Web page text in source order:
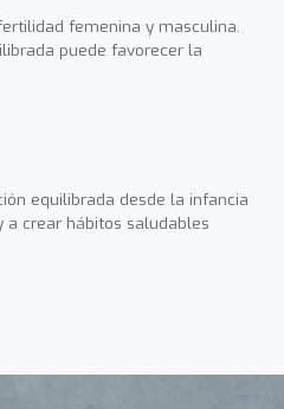
femenina y masculina.
puede favorecer la
equilibrada desde la infancia
a crear hábitos saludables